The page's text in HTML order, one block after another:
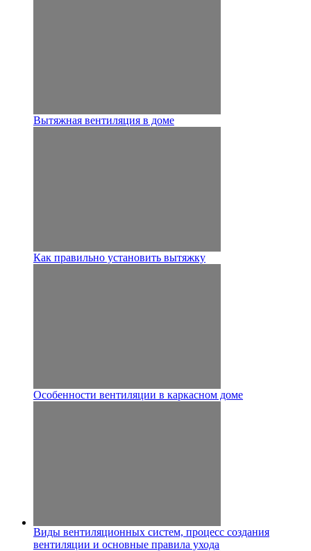
Вытяжная вентиляция в доме
Как правильно установить вытяжку
Особенности вентиляции в каркасном доме
Виды вентиляционных систем, процесс создания
вентиляции и основные правила ухода